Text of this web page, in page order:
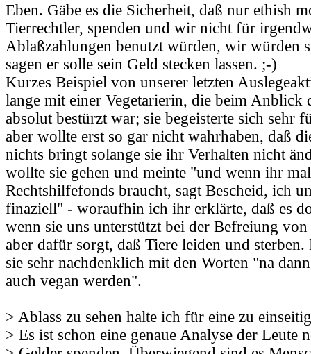
Eben. Gäbe es die Sicherheit, daß nur ethish
Tierrechtler, spenden und wir nicht für
Ablaßzahlungen benutzt würden, wir würden
sagen er solle sein Geld stecken lassen. ;-)
Kurzes Beispiel von unserer letzten
lange mit einer Vegetarierin, die beim Anblick
absolut bestürzt war; sie begeisterte sich sehr
aber wollte erst so gar nicht wahrhaben, daß
nichts bringt solange sie ihr Verhalten nicht
wollte sie gehen und meinte "und wenn ihr
Rechtshilfefonds braucht, sagt Bescheid, ich
finaziell" - woraufhin ich ihr erklärte, daß es
wenn sie uns unterstützt bei der Befreiung
aber dafür sorgt, daß Tiere leiden und sterben.
sie sehr nachdenklich mit den Worten "na
auch vegan werden".
> Ablass zu sehen halte ich für eine zu
> Es ist schon eine genaue Analyse der Leute